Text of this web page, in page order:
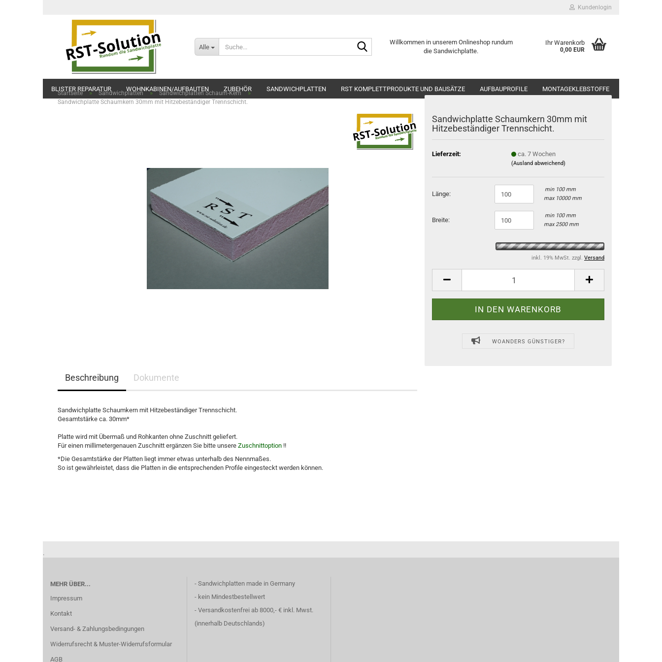
Kundenlogin
Alle
Suche...Willkommen in unserem Onlineshop rundum
die Sandwichplatte.
Ihr Warenkorb
0,00 EUR
BLISTER REPARATUR WOHNKABINEN/AUFBAUTEN ZUBEHÖR
KDVU60-B
SANDWICHPLATTEN RST KOMPLETTPRODUKTE UND BAUSÄTZE AUFBAUPROFILE MONTAGEKLEBSTOFFE
Startseite » Sandwichplatten » Sandwichplatten Schaum-Kern »
Sandwichplatte Schaumkern 30mm mit Hitzebeständiger Trennschicht.
Sandwichplatte Schaumkern 30mm mit
Hitzebeständiger Trennschicht.
Lieferzeit: ca. 7 Wochen
(Ausland abweichend)
Länge:
min 100 mm
max 10000 mm
Breite:
min 100 mm
max 2500 mm
inkl. 19% MwSt. zzgl. Versand
WOANDERS GÜNSTIGER?
Beschreibung Dokumente
Sandwichplatte Schaumkern mit Hitzebeständiger Trennschicht.
Gesamtstärke ca. 30mm*
Platte wird mit Übermaß und Rohkanten ohne Zuschnitt geliefert.
Für einen millimetergenauen Zuschnitt ergänzen Sie bitte unsere Zuschnittoption !!
*Die Gesamtstärke der Platten liegt immer etwas unterhalb des Nennmaßes.
So ist gewährleistet, dass die Platten in die entsprechenden Profile eingesteckt werden können.
.
MEHR ÜBER...
Impressum
Kontakt
Versand- & Zahlungsbedingungen
Widerrufsrecht & Muster-Widerrufsformular
AGB
- Sandwichplatten made in Germany
- kein Mindestbestellwert
- Versandkostenfrei ab 8000,- € inkl. Mwst.
(innerhalb Deutschlands)